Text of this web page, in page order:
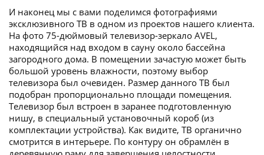
И наконец мы с вами поделимся фотографиями
эксклюзивного ТВ в одном из проектов нашего клиента.
На фото 75-дюймовый телевизор-зеркало AVEL,
находящийся над входом в сауну около бассейна
загородного дома. В помещении зачастую может быть
большой уровень влажности, поэтому выбор
телевизора был очевиден. Размер данного ТВ был
подобран пропорционально площади помещения.
Телевизор был встроен в заранее подготовленную
нишу, в специальный установочный короб (из
комплектации устройства). Как видите, ТВ органично
смотрится в интерьере. По контуру он обрамлён в